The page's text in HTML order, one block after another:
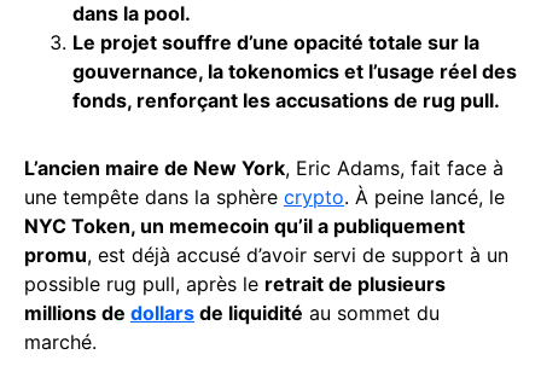
dans la pool.
Le projet souffre d’une opacité totale sur la
gouvernance, la tokenomics et l’usage réel des
fonds, renforçant les accusations de rug pull.
L’ancien maire de New York, Eric Adams, fait face à
une tempête dans la sphère crypto. À peine lancé, le
NYC Token, un memecoin qu’il a publiquement
promu, est déjà accusé d’avoir servi de support à un
possible rug pull, après le retrait de plusieurs
millions de dollars de liquidité au sommet du
marché.